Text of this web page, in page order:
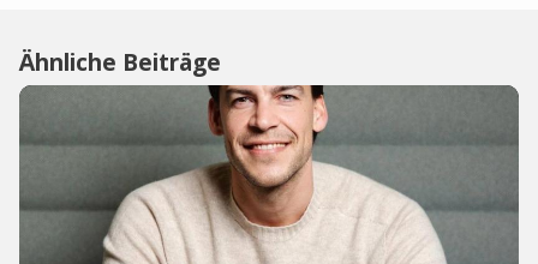
Ähnliche Beiträge